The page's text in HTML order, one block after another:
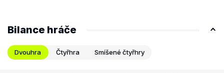
Bilance hráče
Dvouhra Čtyřhra Smíšené čtyřhry